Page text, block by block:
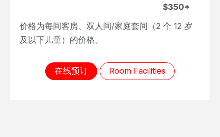
$350*
价格为每间客房、双人间/家庭套间（2 个 12 岁
及以下儿童）的价格。
在线预订 Room Facilities